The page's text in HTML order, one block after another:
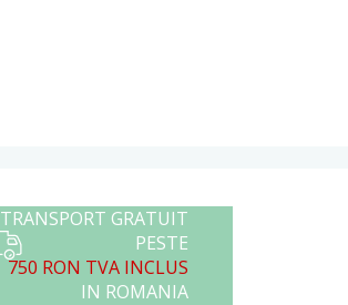
TRANSPORT GRATUIT
PESTE
750 RON TVA INCLUS
IN ROMANIA